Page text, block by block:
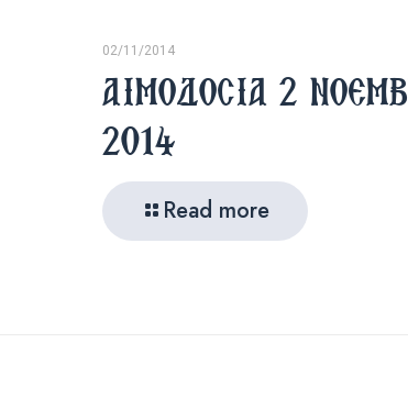
02/11/2014
ΑΙΜΟΔΟΣΙΑ 2
2014
Read more